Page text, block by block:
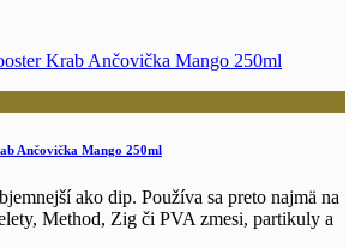
Ančovička Mango 250ml
ako dip. Používa sa preto najmä na
Method, Zig či PVA zmesi, partikuly a